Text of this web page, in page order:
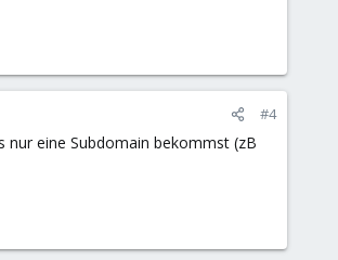
#4
eine Subdomain bekommst (zB